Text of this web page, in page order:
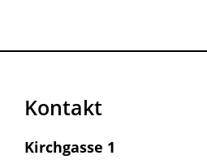
Kontakt
Kirchgasse 1